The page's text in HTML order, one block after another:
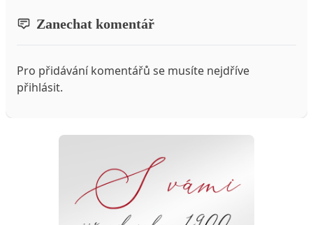
Zanechat komentář
Pro přidávání komentářů se musíte nejdříve
přihlásit.